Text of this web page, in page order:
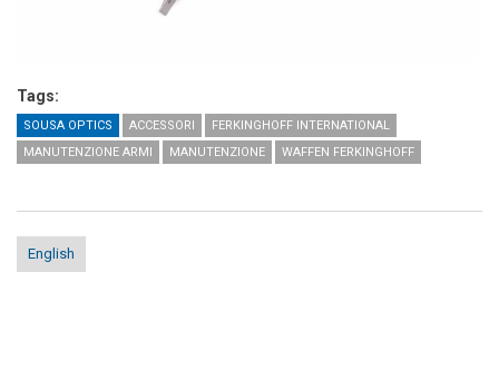
Tags:
SOUSA OPTICS ACCESSORI
FERKINGHOFF INTERNATIONAL
MANUTENZIONE ARMI
MANUTENZIONE WAFFEN FERKINGHOFF
English